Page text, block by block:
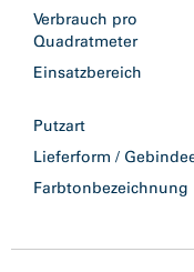
Verbrauch pro
Quadratmeter
Einsatzbereich
Putzart
Lieferform /
Farbtonbezeichnung